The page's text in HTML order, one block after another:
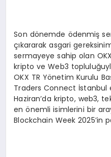
Son dönemde ödenmiş
çıkararak asgari
sermayeye sahip olan
kripto ve Web3
OKX TR Yönetim Kurulu
Traders Connect İstanbul
Haziran’da kripto, web3,
en önemli isimlerini bir
Blockchain Week 2025’in